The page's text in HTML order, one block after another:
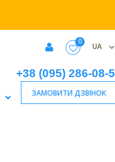
0 UA
+38 (095) 286-08-
ЗАМОВИТИ ДЗВІНОК